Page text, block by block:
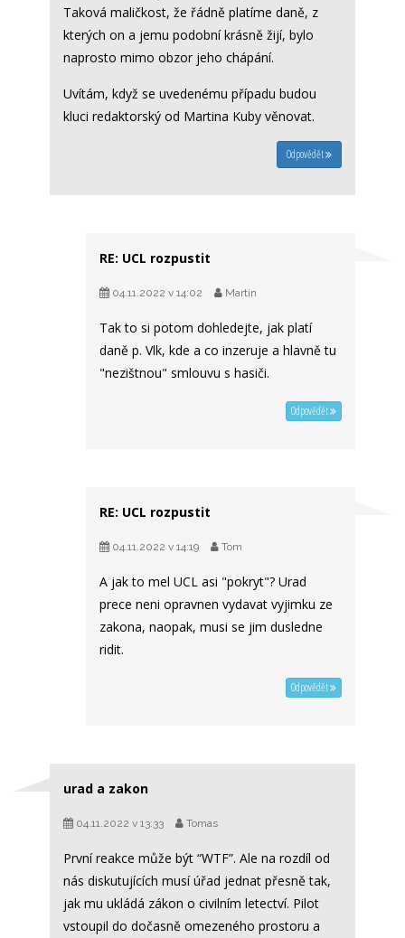
Taková maličkost, že řádně platíme daně, z
kterých on a jemu podobní krásně žijí, bylo
naprosto mimo obzor jeho chápání.
Uvítám, když se uvedenému případu budou
kluci redaktorský od Martina Kuby věnovat.
Odpovědět
RE: UCL rozpustit
04.11.2022 v 14:02 Martin
Tak to si potom dohledejte, jak platí
daně p. Vlk, kde a co inzeruje a hlavně tu
"nezištnou" smlouvu s hasiči.
Odpovědět
RE: UCL rozpustit
04.11.2022 v 14:19 Tom
A jak to mel UCL asi "pokryt"? Urad
prece neni opravnen vydavat vyjimku ze
zakona, naopak, musi se jim dusledne
ridit.
Odpovědět
urad a zakon
04.11.2022 v 13:33 Tomas
První reakce může být “WTF”. Ale na rozdíl od
nás diskutujících musí úřad jednat přesně tak,
jak mu ukládá zákon o civilním letectví. Pilot
vstoupil do dočasně omezeného prostoru a